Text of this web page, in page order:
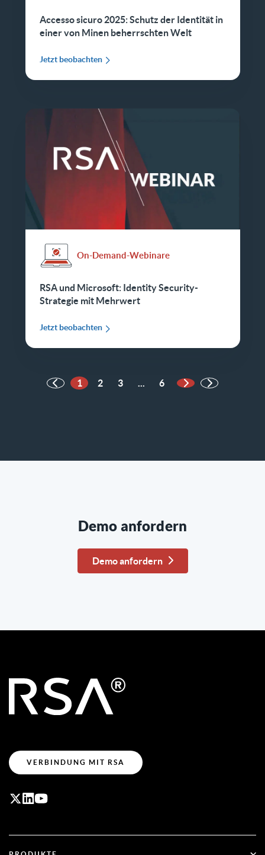
Accesso sicuro 2025: Schutz der Identität in
einer von Minen beherrschten Welt
Jetzt beobachten
On-Demand-Webinare
RSA und Microsoft: Identity Security-
Strategie mit Mehrwert
Jetzt beobachten
1 2 3 ... 6
Nächste Seite
Demo anfordern
Demo anfordern
VERBINDUNG MIT RSA